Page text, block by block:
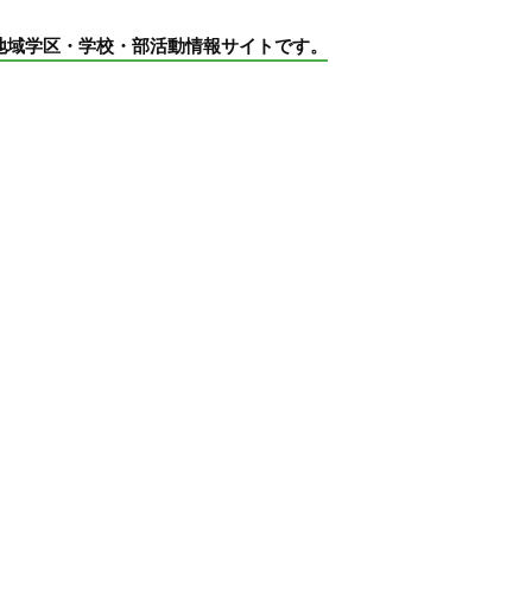
域学区・学校・部活動情報サイトです。